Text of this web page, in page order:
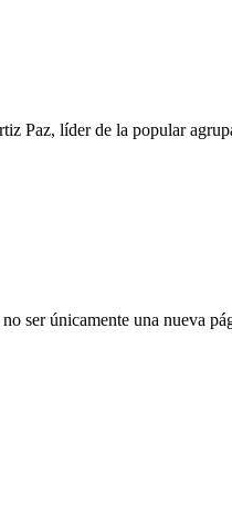
Paz, líder de la popular
ser únicamente una nueva